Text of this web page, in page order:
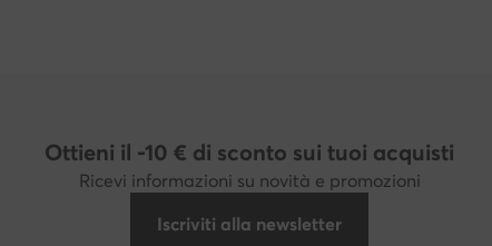
Ottieni il -10 € di sconto sui tuoi acquisti
Ricevi informazioni su novità e promozioni
Iscriviti alla newsletter